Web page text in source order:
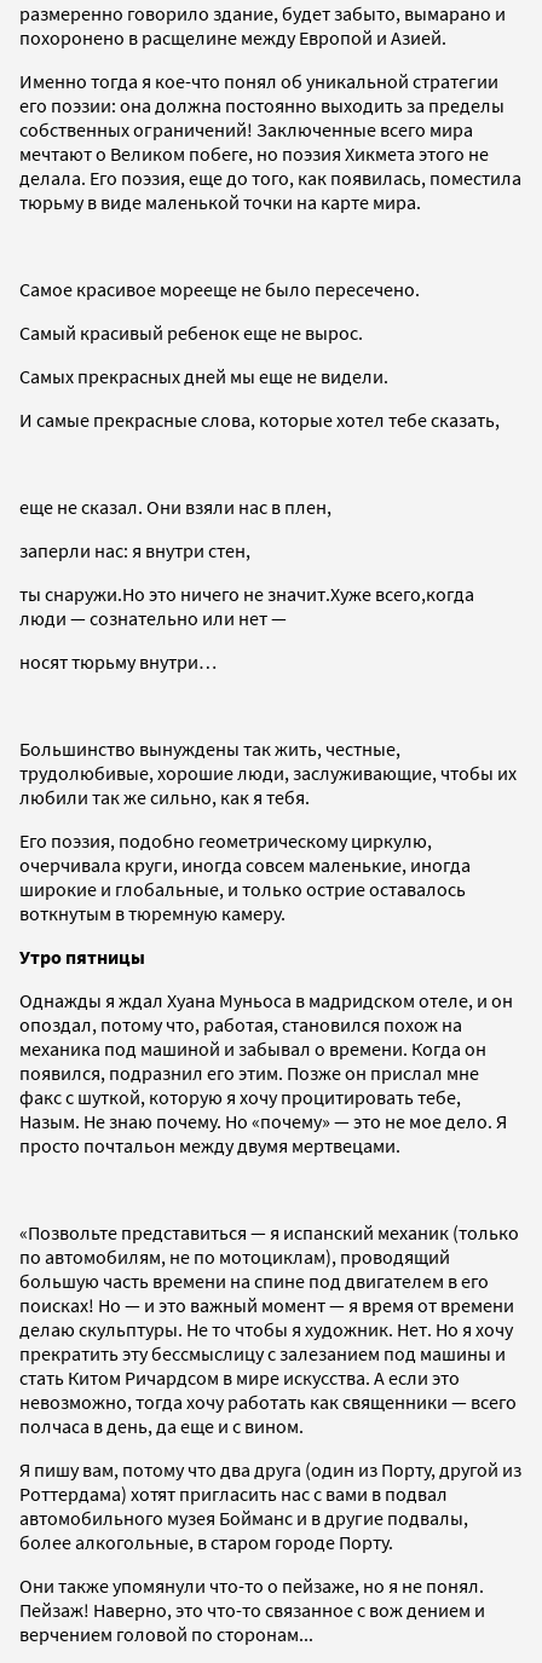
размеренно говорило здание, будет забыто, вымарано и
похоронено в расщелине между Европой и Азией.
Именно тогда я кое-что понял об уникальной стратегии
его поэзии: она должна постоянно выходить за пределы
собственных ограничений! Заключенные всего мира
мечтают о Великом побеге, но поэзия Хикмета этого не
делала. Его поэзия, еще до того, как появилась, поместила
тюрьму в виде маленькой точки на карте мира.
Самое красивое морееще не было пересечено.
Самый красивый ребенок еще не вырос.
Самых прекрасных дней мы еще не видели.
И самые прекрасные слова, которые хотел тебе сказать,
еще не сказал. Они взяли нас в плен,
заперли нас: я внутри стен,
ты снаружи.Но это ничего не значит.Хуже всего,когда
люди — сознательно или нет —
носят тюрьму внутри…
Большинство вынуждены так жить, честные,
трудолюбивые, хорошие люди, заслуживающие, чтобы их
любили так же сильно, как я тебя.
Его поэзия, подобно геометрическому циркулю,
очерчивала круги, иногда совсем маленькие, иногда
широкие и глобальные, и только острие оставалось
воткнутым в тюремную камеру.
Утро пятницы
Однажды я ждал Хуана Муньоса в мадридском отеле, и он
опоздал, потому что, работая, становился похож на
механика под машиной и забывал о времени. Когда он
появился, подразнил его этим. Позже он прислал мне
факс с шуткой, которую я хочу процитировать тебе,
Назым. Не знаю почему. Но «почему» — это не мое дело. Я
просто почтальон между двумя мертвецами.
«Позвольте представиться — я испанский механик (только
по автомобилям, не по мотоциклам), проводящий
большую часть времени на спине под двигателем в его
поисках! Но — и это важный момент — я время от времени
делаю скульптуры. Не то чтобы я художник. Нет. Но я хочу
прекратить эту бессмыслицу с залезанием под машины и
стать Китом Ричардсом в мире искусства. А если это
невозможно, тогда хочу работать как священники — всего
полчаса в день, да еще и с вином.
Я пишу вам, потому что два друга (один из Порту, другой из
Роттердама) хотят пригласить нас с вами в подвал
автомобильного музея Бойманс и в другие подвалы,
более алкогольные, в старом городе Порту.
Они также упомянули что-то о пейзаже, но я не понял.
Пейзаж! Наверно, это что-то связанное с вож дением и
верчением головой по сторонам...